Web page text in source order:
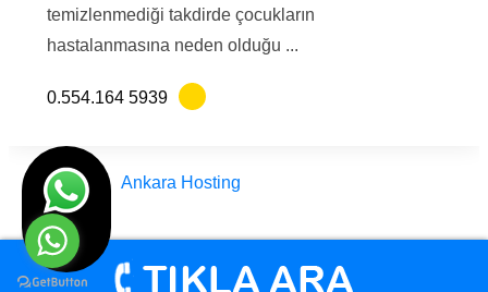
temizlenmediği takdirde çocukların
hastalanmasına neden olduğu ...
0.554.164 5939
Tasarım
Ankara Hosting
© Engin Temizlik Ankara Türkiye 2012 - 2025